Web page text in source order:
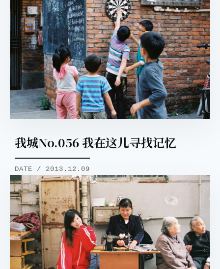
我城No.056 我在这儿寻找记忆
DATE / 2013.12.09
取消 搜索